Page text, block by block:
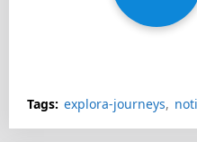
Tags: explora-journeys